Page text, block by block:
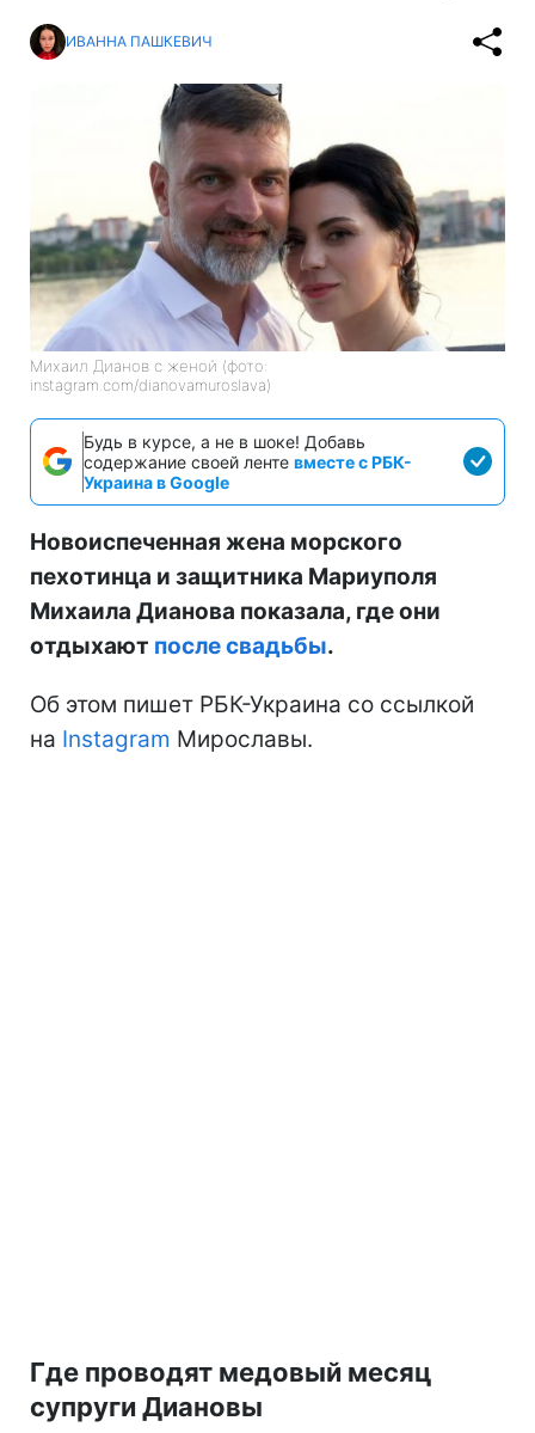
ИВАННА ПАШКЕВИЧ
Михаил Дианов с женой (фото:
instagram.com/dianovamuroslava)
Будь в курсе, а не в шоке! Добавь
содержание своей ленте вместе с РБК-
Украина в Google
Новоиспеченная жена морского
пехотинца и защитника Мариуполя
Михаила Дианова показала, где они
отдыхают после свадьбы.
Об этом пишет РБК-Украина со ссылкой
на Instagram Мирославы.
Где проводят медовый месяц
супруги Диановы